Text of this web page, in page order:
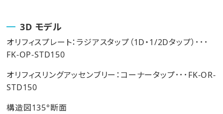
3D モデル
オリフィスプレート：ラジアスタップ（1D・1/2Dタップ）･･･
FK-OP-STD150
オリフィスリングアッセンブリー：コーナータップ･･･FK-OR-
STD150
構造図135°断面